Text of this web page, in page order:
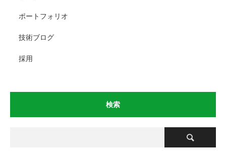
ポートフォリオ
技術ブログ
採用
検索